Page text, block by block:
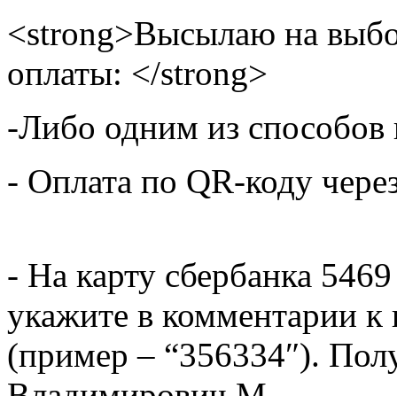
<strong>Высылаю на
оплаты: </strong>
-Либо одним из
- Оплата по QR-коду
- На карту сбербанка
укажите в комментарии к
(пример – “356334″).